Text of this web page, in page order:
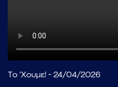
Το 'Χουμε! - 24/04/2026